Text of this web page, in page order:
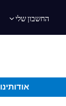
החשבון שלי
אודותינו